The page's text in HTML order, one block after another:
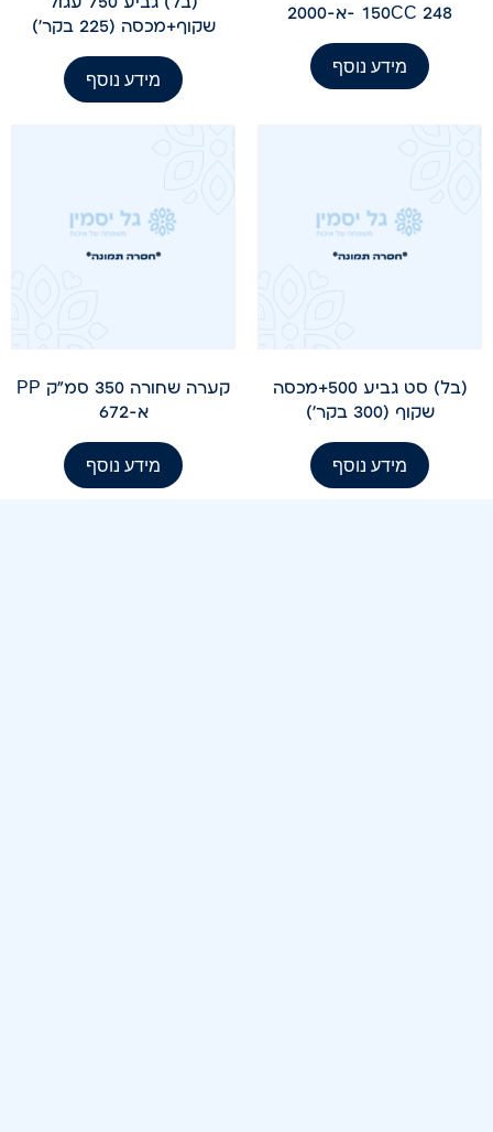
150CC 248 -א-2000
מידע נוסף
שקוף+מכסה (225 בקר')
מידע נוסף
(בל) סט גביע 500+מכסה
שקוף (300 בקר')
מידע נוסף
קערה שחורה 350 סמ"ק PP
א-672
מידע נוסף